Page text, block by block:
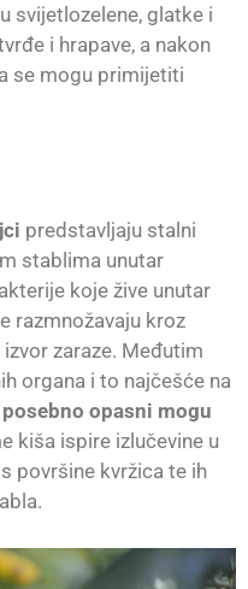
svijetlozelene, glatke i
i hrapave, a nakon
se mogu primijetiti
predstavljaju stalni
stablima unutar
koje žive unutar
razmnožavaju kroz
zaraze. Međutim
organa i to najčešće na
opasni mogu
kiša ispire izlučevine u
površine kvržica te ih